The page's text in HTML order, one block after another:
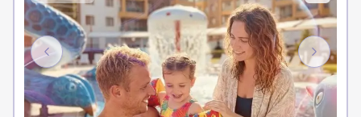
Previous Next